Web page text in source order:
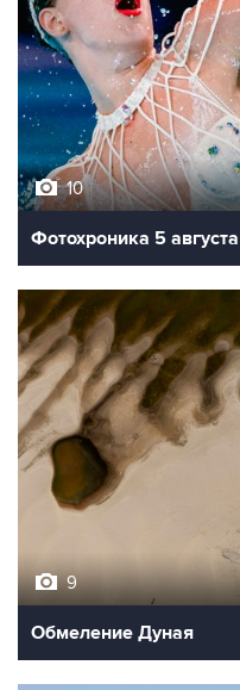
10
Фотохроника 5 августа
Обмеление Дуная